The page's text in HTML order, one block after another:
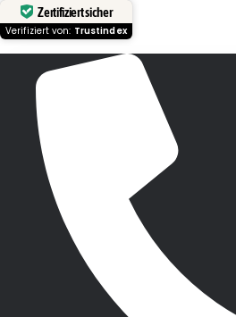
Zertifiziert sicher
Verifiziert von: Trustindex